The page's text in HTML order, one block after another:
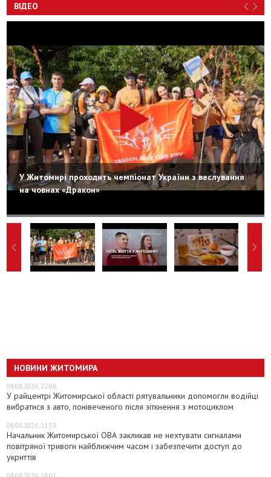
ВІДЕО
У Житомирі проходить чемпіонат України з веслування
на човнах «Дракон»
НОВИНИ ЖИТОМИРА
08.08.2026, 22:06
У райцентрі Житомирської області рятувальники допомогли водійці
вибратися з авто, понівеченого після зіткнення з мотоциклом
08.08.2026, 21:53
Начальник Житомирської ОВА закликав не нехтувати сигналами
повітряної тривоги найближчим часом і забезпечити доступ до
укриттів